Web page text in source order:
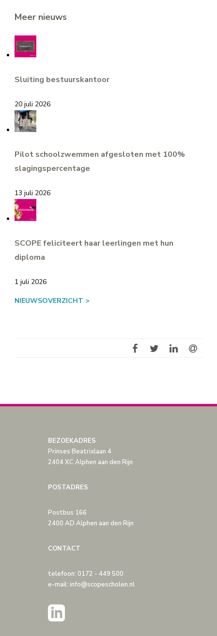
Meer nieuws
Sluiting bestuurskantoor
20 juli 2026
Pilot schoolzwemmen afgesloten met 100%
slagingspercentage
13 juli 2026
SCOPE feliciteert haar leerlingen met hun
diploma
1 juli 2026
NIEUWSOVERZICHT >
BEZOEKADRES
Prinses Beatrixlaan 4
2404 XC Alphen aan den Rijn
POSTADRES
Postbus 166
2400 AD Alphen aan den Rijn
CONTACT
telefoon: 0172 - 449 500
e-mail: info@scopescholen.nl